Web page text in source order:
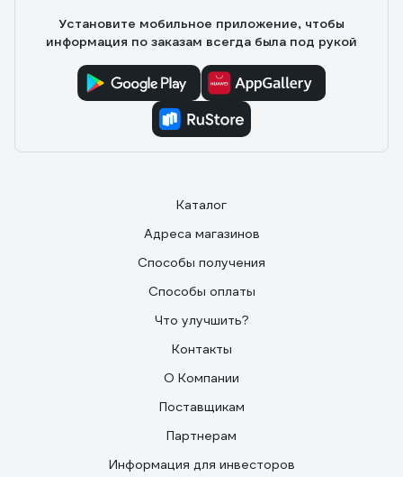
Установите мобильное приложение, чтобы
информация по заказам всегда была под рукой
Каталог
Адреса магазинов
Способы получения
Способы оплаты
Что улучшить?
Контакты
О Компании
Поставщикам
Партнерам
Информация для инвесторов